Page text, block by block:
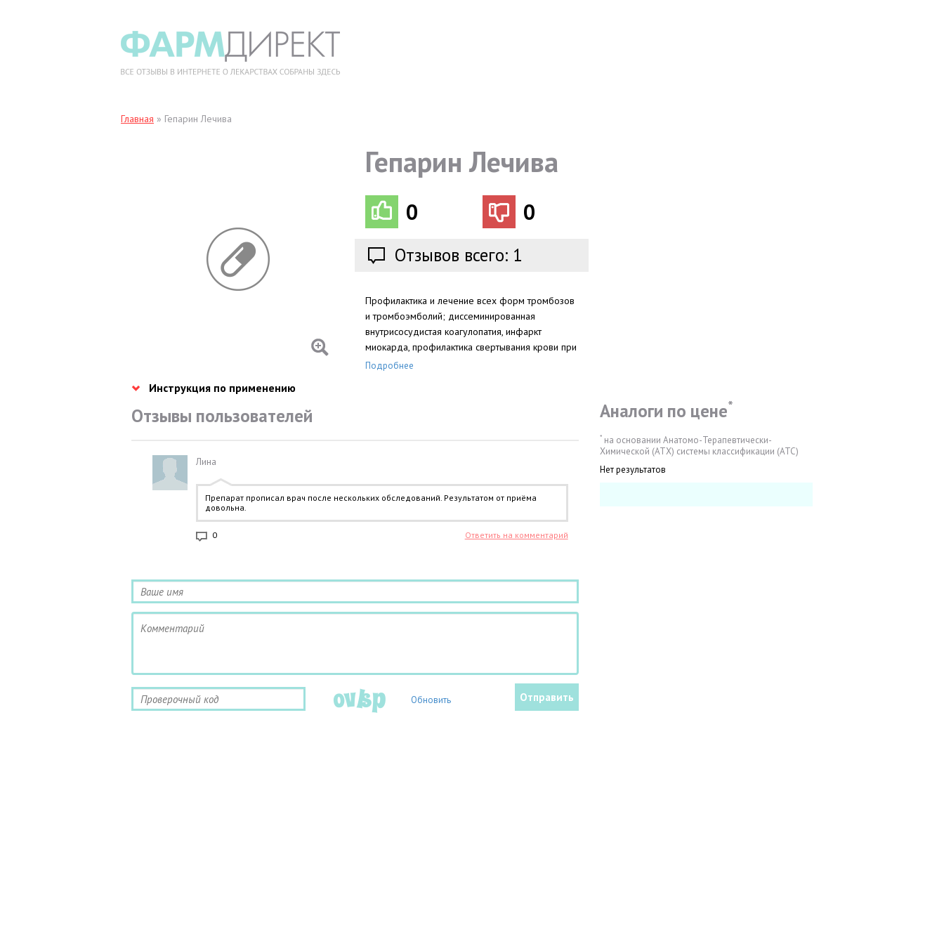
Главная » Гепарин Лечива
Гепарин Лечива
0 0
Отзывов всего: 1
Профилактика и лечение всех форм тромбозов
и тромбоэмболий; диссеминированная
внутрисосудистая коагулопатия, инфаркт
миокарда, профилактика свертывания крови при
переливании крови, диализе и др.
Подробнее
Инструкция по применению
Отзывы пользователей
Лина
Препарат прописал врач после нескольких обследований. Результатом от приёма
довольна.
0 Ответить на комментарий
Обновить
Аналоги по цене*
*на основании Анатомо-Терапевтически-
Химической (АТХ) системы классификации (АТС)
Нет результатов